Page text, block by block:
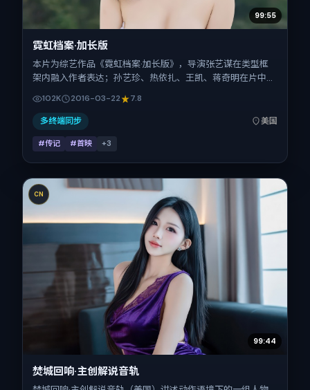
99:55
霓虹档案·加长版
本片为综艺作品《霓虹档案·加长版》，导演张艺谋在类型框
架内融入作者表达；孙艺珍、热依扎、王凯、蒋奇明在片中承
国。上映时间 2016年3月22日（公映登记日 2016-03-
22），全片101分钟，节奏张弛有度。
102K 2016-03-22 7.8
多终端同步 美国
#传记 #首映 +3
CN
99:44
焚城回响·主创解说音轨